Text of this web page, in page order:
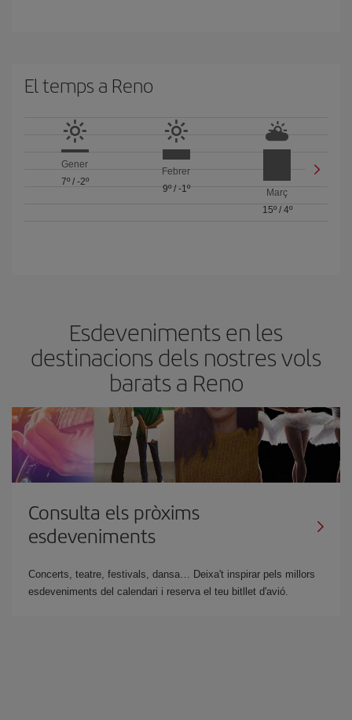
El temps a Reno
Gener
7º/ -2º
Febrer
9º/ -1º
Març
15º/ 4º
Esdeveniments en les
destinacions dels nostres vols
barats a Reno
Consulta els pròxims
esdeveniments
Concerts, teatre, festivals, dansa… Deixa't inspirar pels millors
esdeveniments del calendari i reserva el teu bitllet d'avió.